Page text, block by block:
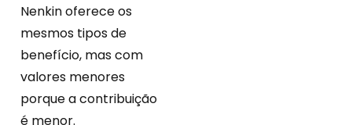
Nenkin oferece os
mesmos tipos de
benefício, mas com
valores menores
porque a contribuição
é menor.